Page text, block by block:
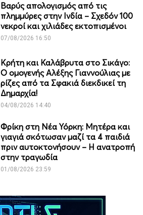
Βαρύς απολογισμός από τις
πλημμύρες στην Ινδία – Σχεδόν 100
νεκροί και χιλιάδες εκτοπισμένοι
07/08/2026 16:50
Κρήτη και Καλάβρυτα στο Σικάγο:
Ο ομογενής Αλέξης Γιαννούλιας με
ρίζες από τα Σφακιά διεκδικεί τη
Δημαρχία!
04/08/2026 14:40
Φρίκη στη Νέα Υόρκη: Μητέρα και
γιαγιά σκότωσαν μαζί τα 4 παιδιά
πριν αυτοκτονήσουν – Η ανατροπή
στην τραγωδία
01/08/2026 23:59